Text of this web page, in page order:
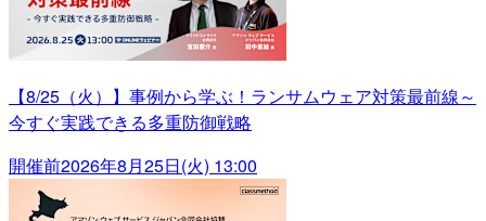
【8/25（火）】事例から学ぶ！ランサムウェア対策最前線～
今すぐ実践できる多重防御戦略
開催前2026年8月25日(火) 13:00